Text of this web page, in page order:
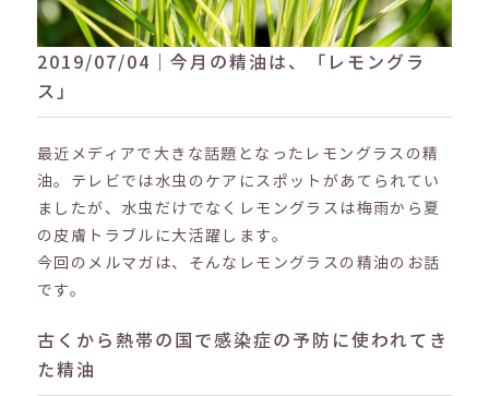
2019/07/04｜今月の精油は、「レモングラ
ス」
最近メディアで大きな話題となったレモングラスの精
油。テレビでは水虫のケアにスポットがあてられてい
ましたが、水虫だけでなくレモングラスは梅雨から夏
の皮膚トラブルに大活躍します。
今回のメルマガは、そんなレモングラスの精油のお話
です。
古くから熱帯の国で感染症の予防に使われてき
た精油